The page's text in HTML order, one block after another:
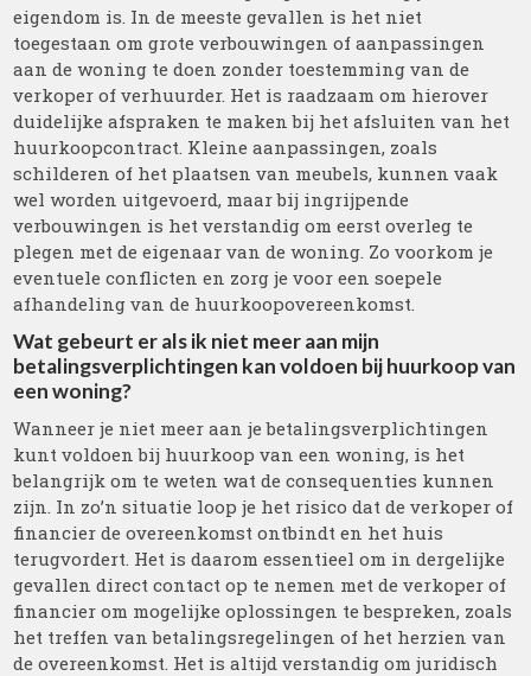
eigendom is. In de meeste gevallen is het niet
toegestaan om grote verbouwingen of aanpassingen
aan de woning te doen zonder toestemming van de
verkoper of verhuurder. Het is raadzaam om hierover
duidelijke afspraken te maken bij het afsluiten van het
huurkoopcontract. Kleine aanpassingen, zoals
schilderen of het plaatsen van meubels, kunnen vaak
wel worden uitgevoerd, maar bij ingrijpende
verbouwingen is het verstandig om eerst overleg te
plegen met de eigenaar van de woning. Zo voorkom je
eventuele conflicten en zorg je voor een soepele
afhandeling van de huurkoopovereenkomst.
Wat gebeurt er als ik niet meer aan mijn
betalingsverplichtingen kan voldoen bij huurkoop van
een woning?
Wanneer je niet meer aan je betalingsverplichtingen
kunt voldoen bij huurkoop van een woning, is het
belangrijk om te weten wat de consequenties kunnen
zijn. In zo’n situatie loop je het risico dat de verkoper of
financier de overeenkomst ontbindt en het huis
terugvordert. Het is daarom essentieel om in dergelijke
gevallen direct contact op te nemen met de verkoper of
financier om mogelijke oplossingen te bespreken, zoals
het treffen van betalingsregelingen of het herzien van
de overeenkomst. Het is altijd verstandig om juridisch